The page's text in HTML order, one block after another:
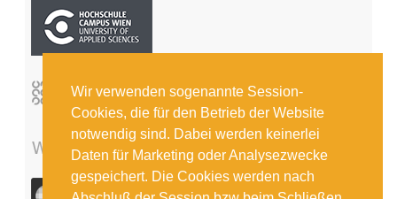
Wir verwenden sogenannte Session-
Cookies, die für den Betrieb der Website
notwendig sind. Dabei werden keinerlei
Daten für Marketing oder Analysezwecke
gespeichert. Die Cookies werden nach